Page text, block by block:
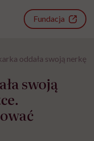
Fundacja
oddała swoją nerkę
swoją